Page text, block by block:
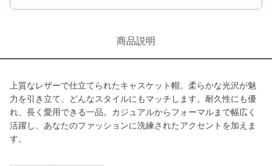
商品説明
上質なレザーで仕立てられたキャスケット帽。柔らかな光沢が魅
力を引き立て、どんなスタイルにもマッチします。耐久性にも優
れ、長く愛用できる一品。カジュアルからフォーマルまで幅広く
活躍し、あなたのファッションに洗練されたアクセントを加えま
す。